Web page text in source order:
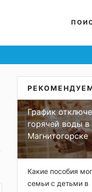
График
горячей воды в
Магнитогорске
Какие пособия
семьи с детьми в